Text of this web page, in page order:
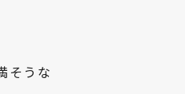
そうな